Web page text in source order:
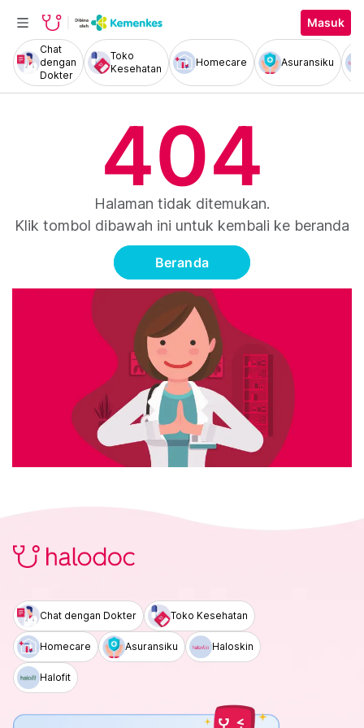
Masuk
Chat
dengan
Dokter
Toko
Kesehatan
Homecare Asuransiku
404
Halaman tidak ditemukan.
Klik tombol dibawah ini untuk kembali ke beranda
Beranda
Chat dengan Dokter Toko Kesehatan
Homecare Asuransiku Haloskin
Halofit